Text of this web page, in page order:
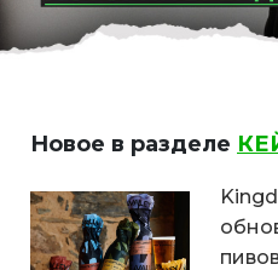
Новое в разделе